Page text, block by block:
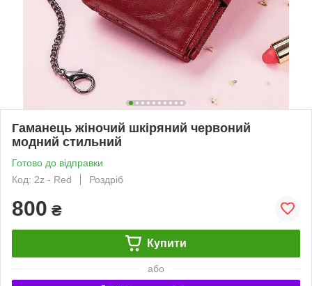
Гаманець жіночий шкіряний червоний
модний стильний
Готово до відправки
Код: 2z - Red
Роздріб
800 ₴
Купити
або